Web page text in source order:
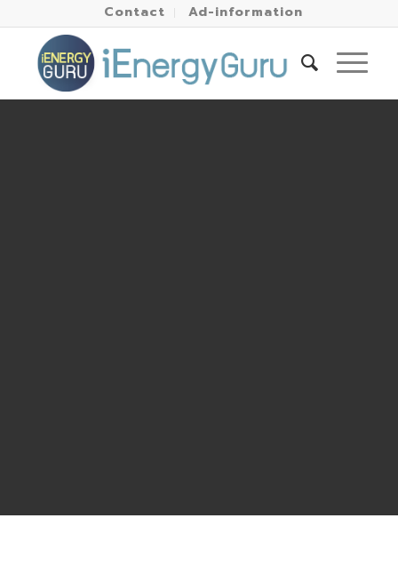
Contact Ad-information